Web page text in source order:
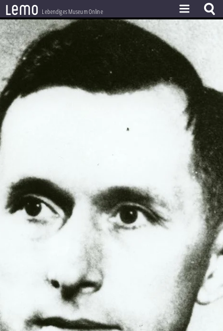
lemo Lebendiges Museum Online
ZEITSTRAHL
THEMEN
ZEITZEUGEN
BESTAND
LERNEN